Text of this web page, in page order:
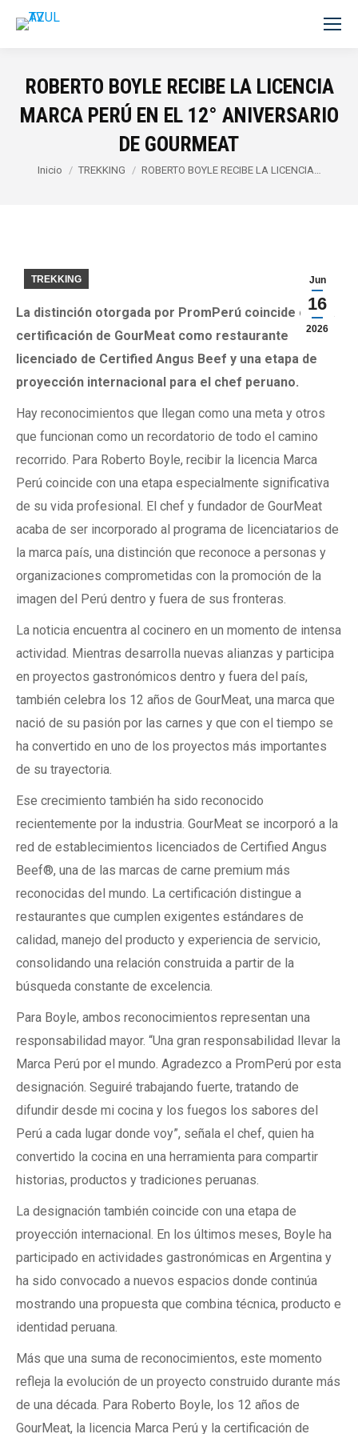
ROBERTO BOYLE RECIBE LA LICENCIA
MARCA PERÚ EN EL 12° ANIVERSARIO
DE GOURMEAT
Estás aquí:
Inicio TREKKING ROBERTO BOYLE RECIBE LA LICENCIA…
Jun
16
2026
TREKKING
La distinción otorgada por PromPerú coincide con la
certificación de GourMeat como restaurante
licenciado de Certified Angus Beef y una etapa de
proyección internacional para el chef peruano.
Hay reconocimientos que llegan como una meta y otros
que funcionan como un recordatorio de todo el camino
recorrido. Para Roberto Boyle, recibir la licencia Marca
Perú coincide con una etapa especialmente significativa
de su vida profesional. El chef y fundador de GourMeat
acaba de ser incorporado al programa de licenciatarios de
la marca país, una distinción que reconoce a personas y
organizaciones comprometidas con la promoción de la
imagen del Perú dentro y fuera de sus fronteras.
La noticia encuentra al cocinero en un momento de intensa
actividad. Mientras desarrolla nuevas alianzas y participa
en proyectos gastronómicos dentro y fuera del país,
también celebra los 12 años de GourMeat, una marca que
nació de su pasión por las carnes y que con el tiempo se
ha convertido en uno de los proyectos más importantes
de su trayectoria.
Ese crecimiento también ha sido reconocido
recientemente por la industria. GourMeat se incorporó a la
red de establecimientos licenciados de Certified Angus
Beef®, una de las marcas de carne premium más
reconocidas del mundo. La certificación distingue a
restaurantes que cumplen exigentes estándares de
calidad, manejo del producto y experiencia de servicio,
consolidando una relación construida a partir de la
búsqueda constante de excelencia.
Para Boyle, ambos reconocimientos representan una
responsabilidad mayor. “Una gran responsabilidad llevar la
Marca Perú por el mundo. Agradezco a PromPerú por esta
designación. Seguiré trabajando fuerte, tratando de
difundir desde mi cocina y los fuegos los sabores del
Perú a cada lugar donde voy”, señala el chef, quien ha
convertido la cocina en una herramienta para compartir
historias, productos y tradiciones peruanas.
La designación también coincide con una etapa de
proyección internacional. En los últimos meses, Boyle ha
participado en actividades gastronómicas en Argentina y
ha sido convocado a nuevos espacios donde continúa
mostrando una propuesta que combina técnica, producto e
identidad peruana.
Más que una suma de reconocimientos, este momento
refleja la evolución de un proyecto construido durante más
de una década. Para Roberto Boyle, los 12 años de
GourMeat, la licencia Marca Perú y la certificación de